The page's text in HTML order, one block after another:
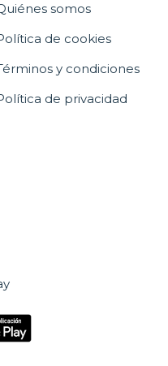
somos
de cookies
y condiciones
de privacidad